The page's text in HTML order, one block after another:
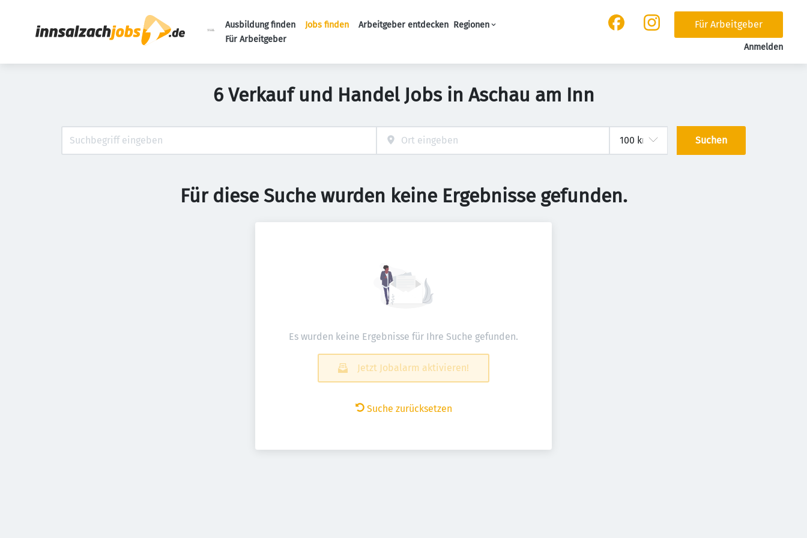
Ausbildung finden Jobs finden Arbeitgeber entdecken Regionen
Für Arbeitgeber
Für Arbeitgeber
Anmelden
6 Verkauf und Handel Jobs in Aschau am Inn
Suchen
Für diese Suche wurden keine Ergebnisse gefunden.
Es wurden keine Ergebnisse für Ihre Suche gefunden.
Jetzt Jobalarm aktivieren!
Suche zurücksetzen